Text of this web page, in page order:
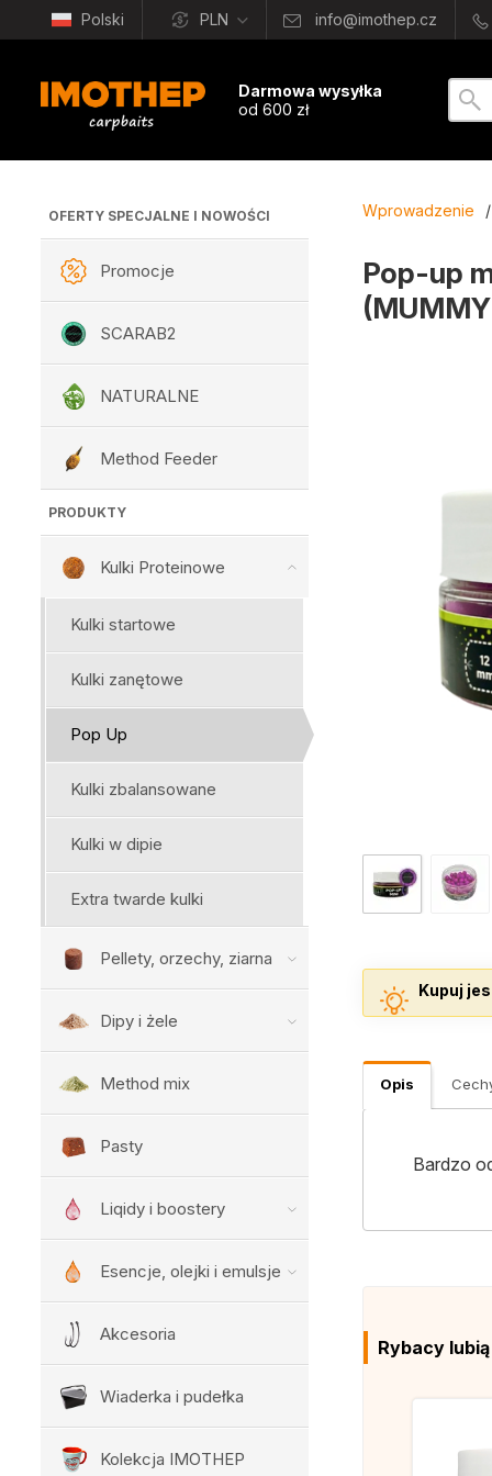
Polski PLN info@imothep.cz
Darmowa wysyłka
od 600 zł
OFERTY SPECJALNE I NOWOŚCI
Promocje
SCARAB2
NATURALNE
Method Feeder
PRODUKTY
Kulki Proteinowe
Kulki startowe
Kulki zanętowe
Pop Up
Kulki zbalansowane
Kulki w dipie
Extra twarde kulki
Pellety, orzechy, ziarna
Dipy i żele
Method mix
Pasty
Liqidy i boostery
Esencje, olejki i emulsje
Akcesoria
Wiaderka i pudełka
Kolekcja IMOTHEP
Wprowadzenie /
Pop-up
Kupuj
Opis
Bardzo
Rybacy